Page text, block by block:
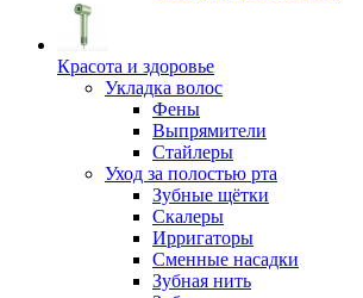
Красота и здоровье
Укладка волос
Фены
Выпрямители
Стайлеры
Уход за полостью рта
Зубные щётки
Скалеры
Ирригаторы
Сменные насадки
Зубная нить